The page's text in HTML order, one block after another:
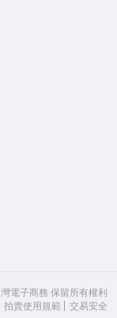
電子商務 保留所有權利
拍賣使用規範 交易安全